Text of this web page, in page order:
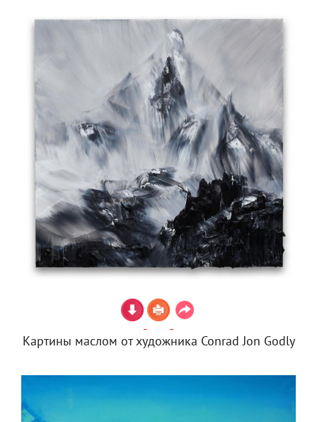
Картины маслом от художника Conrad Jon Godly